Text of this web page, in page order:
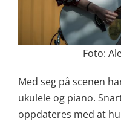
Foto:
Med seg på scenen
ukulele og piano.
oppdateres med at